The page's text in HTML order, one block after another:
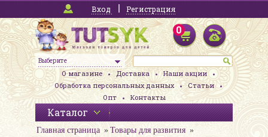
Вход Регистрация
Выберите
0
О магазине Доставка
Наши акции
Обработка персональных данных
Статьи
Опт
Контакты
Каталог
Главная страница
Товары для развития